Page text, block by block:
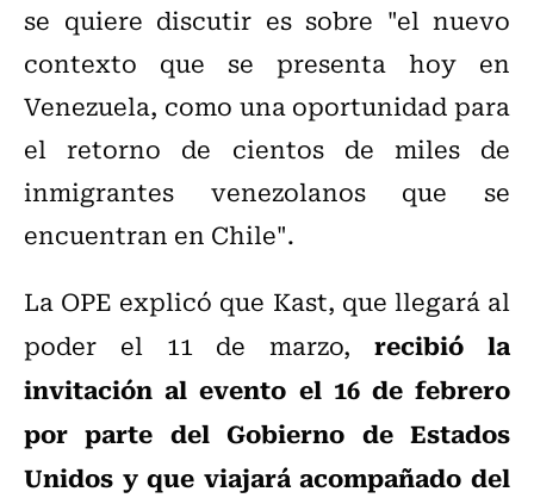
se quiere discutir es sobre "el nuevo
contexto que se presenta hoy en
Venezuela, como una oportunidad para
el retorno de cientos de miles de
inmigrantes venezolanos que se
encuentran en Chile".
La OPE explicó que Kast, que llegará al
poder el 11 de marzo,recibió la
invitación al evento el 16 de febrero
por parte del Gobierno de Estados
Unidos y que viajará acompañado del